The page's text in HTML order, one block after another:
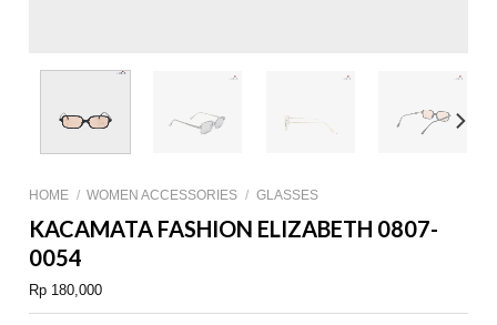
HOME / WOMEN ACCESSORIES / GLASSES
KACAMATA FASHION ELIZABETH 0807-
0054
Rp 180,000